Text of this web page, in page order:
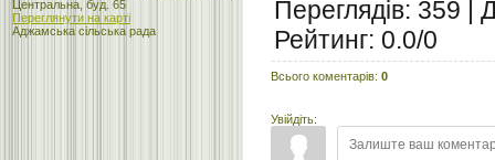
Центральна, буд. 65
Переглянути на карті
Аджамська сільська рада
Переглядів: 359 |
Рейтинг: 0.0/0
Всього коментарів: 0
Увійдіть: